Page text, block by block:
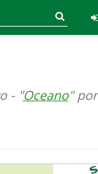
- "Oceano" por